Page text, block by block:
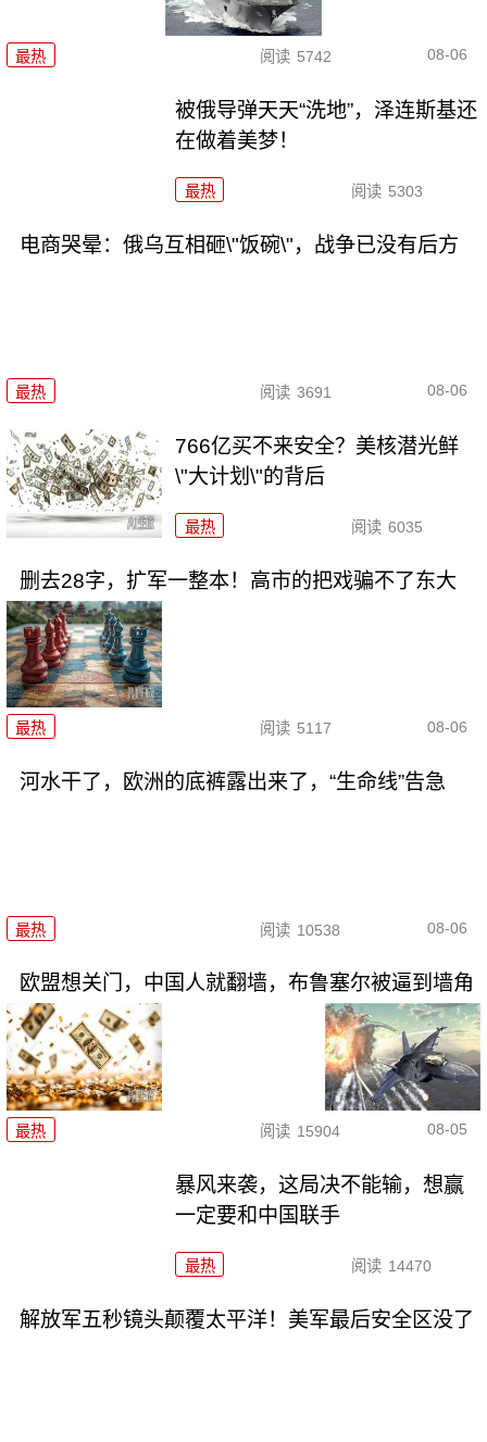
最热 阅读 5742 08-06
被俄导弹天天“洗地”，泽连斯基还
在做着美梦！
最热 阅读 5303
电商哭晕：俄乌互相砸\"饭碗\"，战争已没有后方
最热 阅读 3691 08-06
766亿买不来安全？美核潜光鲜
\"大计划\"的背后
最热 阅读 6035
删去28字，扩军一整本！高市的把戏骗不了东大
最热 阅读 5117 08-06
河水干了，欧洲的底裤露出来了，“生命线”告急
最热 阅读 10538 08-06
欧盟想关门，中国人就翻墙，布鲁塞尔被逼到墙角
最热 阅读 15904 08-05
暴风来袭，这局决不能输，想赢
一定要和中国联手
最热 阅读 14470
解放军五秒镜头颠覆太平洋！美军最后安全区没了